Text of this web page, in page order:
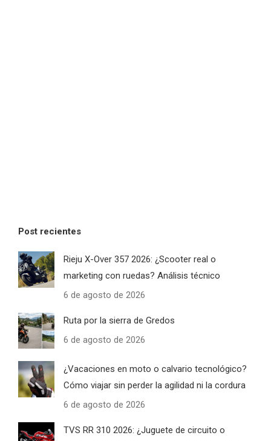
Post recientes
Rieju X-Over 357 2026: ¿Scooter real o
marketing con ruedas? Análisis técnico
6 de agosto de 2026
Ruta por la sierra de Gredos
6 de agosto de 2026
¿Vacaciones en moto o calvario tecnológico?
Cómo viajar sin perder la agilidad ni la cordura
6 de agosto de 2026
TVS RR 310 2026: ¿Juguete de circuito o